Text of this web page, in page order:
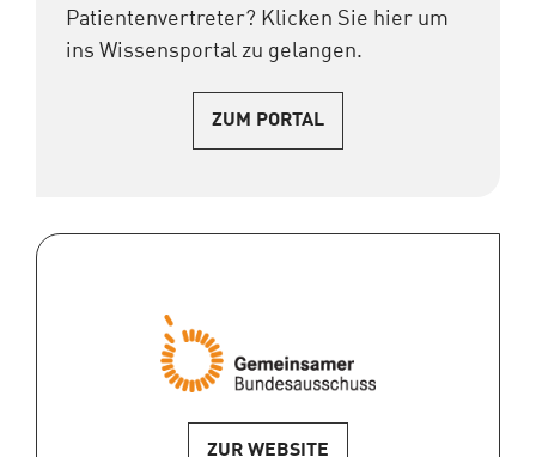
Patientenvertreter? Klicken Sie hier um
ins Wissensportal zu gelangen.
ZUM PORTAL
ZUR WEBSITE